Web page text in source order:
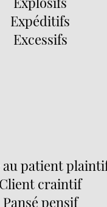
Expéditifs
Excessifs
au patient
Client craintif
Pansé pensif